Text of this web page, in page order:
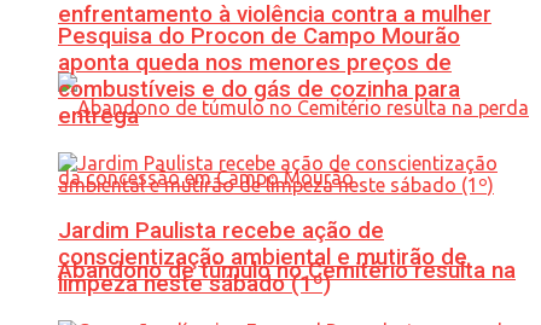
enfrentamento à violência contra a mulher
Abandono de túmulo no Cemitério resulta na
Pesquisa do Procon de Campo Mourão
aponta queda nos menores preços de
combustíveis e do gás de cozinha para
entrega
Jardim Paulista recebe ação de
conscientização ambiental e mutirão de
limpeza neste sábado (1º)